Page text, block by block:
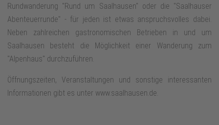
Rundwanderung "Rund um Saalhausen" oder die "Saalhauser
Abenteuerrunde" - für jeden ist etwas anspruchsvolles dabei.
Neben zahlreichen gastronomischen Betrieben in und um
Saalhausen besteht die Möglichkeit einer Wanderung zum
"Alpenhaus" durchzuführen.
Öffnungszeiten, Veranstaltungen und sonstige interessanten
Informationen gibt es unter www.saalhausen.de.